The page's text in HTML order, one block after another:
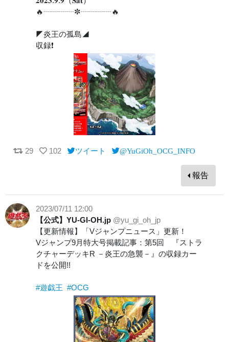
🔥┈┈┈┈✼┈┈┈┈🔥
◤炎王の孤島◢
収録❗️
29 102 ツイート @YuGiOh_OCG_INFO
報告
2023/07/11 12:00
【公式】YU-GI-OH.jp @yu_gi_oh_jp
【更新情報】「Vジャンプニュース」更新！
Vジャンプ9月特大号掲載記事：第5回 『ストラ
クチャーデッキR －炎王の急襲－』の収録カー
ドを公開!!
#遊戯王 #OCG